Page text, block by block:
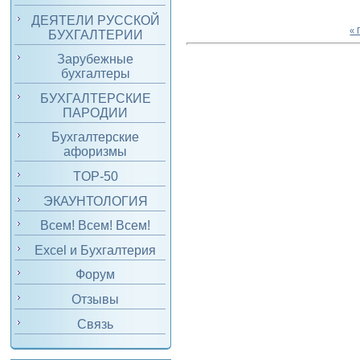
ДЕЯТЕЛИ РУССКОЙ
БУХГАЛТЕРИИ
Зарубежные
бухгалтеры
БУХГАЛТЕРСКИЕ
ПАРОДИИ
Бухгалтерские
афоризмы
TOP-50
ЭКАУНТОЛОГИЯ
Всем! Всем! Всем!
Excel и Бухгалтерия
Форум
Отзывы
Связь
«